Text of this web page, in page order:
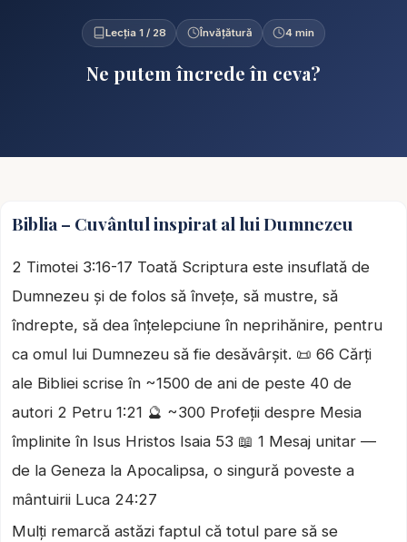
Lecția 1 / 28 Învățătură 4 min
Ne putem încrede în ceva?
Biblia – Cuvântul inspirat al lui Dumnezeu
2 Timotei 3:16-17 Toată Scriptura este insuflată de
Dumnezeu și de folos să învețe, să mustre, să
îndrepte, să dea înțelepciune în neprihănire, pentru
ca omul lui Dumnezeu să fie desăvârșit. 📜 66 Cărți
ale Bibliei scrise în ~1500 de ani de peste 40 de
autori 2 Petru 1:21 🔮 ~300 Profeții despre Mesia
împlinite în Isus Hristos Isaia 53 📖 1 Mesaj unitar —
de la Geneza la Apocalipsa, o singură poveste a
mântuirii Luca 24:27
Mulți remarcă astăzi faptul că totul pare să se